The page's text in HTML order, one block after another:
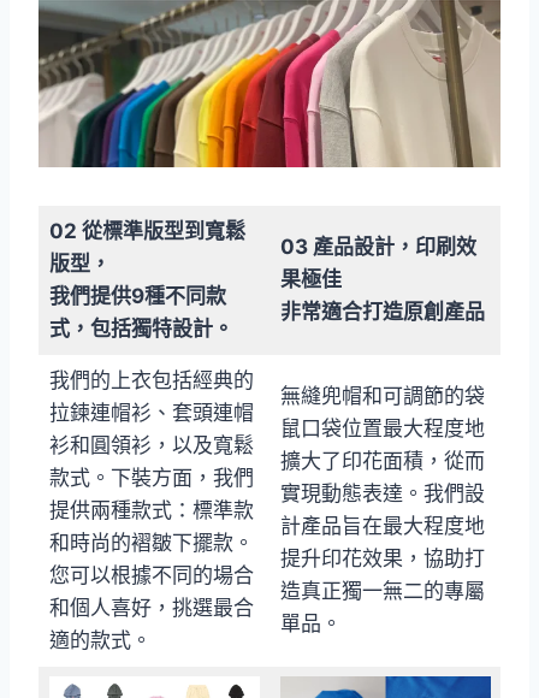
02 從標準版型到寬鬆
版型，
我們提供9種不同款
式，包括獨特設計。
03 產品設計，印刷效
果極佳
非常適合打造原創產品
我們的上衣包括經典的
拉鍊連帽衫、套頭連帽
衫和圓領衫，以及寬鬆
款式。下裝方面，我們
提供兩種款式：標準款
和時尚的褶皺下擺款。
您可以根據不同的場合
和個人喜好，挑選最合
適的款式。
無縫兜帽和可調節的袋
鼠口袋位置最大程度地
擴大了印花面積，從而
實現動態表達。我們設
計產品旨在最大程度地
提升印花效果，協助打
造真正獨一無二的專屬
單品。